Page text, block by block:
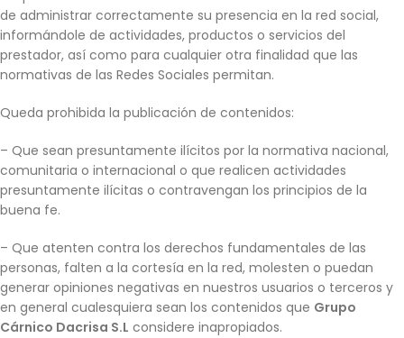
de administrar correctamente su presencia en la red social,
informándole de actividades, productos o servicios del
prestador, así como para cualquier otra finalidad que las
normativas de las Redes Sociales permitan.
Queda prohibida la publicación de contenidos:
– Que sean presuntamente ilícitos por la normativa nacional,
comunitaria o internacional o que realicen actividades
presuntamente ilícitas o contravengan los principios de la
buena fe.
– Que atenten contra los derechos fundamentales de las
personas, falten a la cortesía en la red, molesten o puedan
generar opiniones negativas en nuestros usuarios o terceros y
en general cualesquiera sean los contenidos que Grupo
Cárnico Dacrisa S.L considere inapropiados.